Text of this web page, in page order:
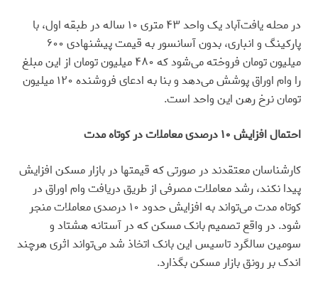
در محله یافت‌آباد یک واحد ۴۳ متری ۱۰ ساله در طبقه اول، با
پارکینگ و انباری، بدون آسانسور به قیمت پیشنهادی ۶۰۰
میلیون تومان فروخته می‌شود که ۴۸۰ میلیون تومان از این مبلغ
را وام اوراق پوشش می‌دهد و بنا به ادعای فروشنده ۱۲۰ میلیون
تومان نرخ رهن این واحد است.
احتمال افزایش ۱۰ درصدی معاملات در کوتاه مدت
کارشناسان معتقدند در صورتی که قیمتها در بازار مسکن افزایش
پیدا نکند، رشد معاملات مصرفی از طریق دریافت وام اوراق در
کوتاه مدت می‌تواند به افزایش حدود ۱۰ درصدی معاملات منجر
شود. در واقع تصمیم بانک مسکن که در آستانه هشتاد و
سومین سالگرد تاسیس این بانک اتخاذ شد می‌تواند اثری هرچند
اندک بر رونق بازار مسکن بگذارد.